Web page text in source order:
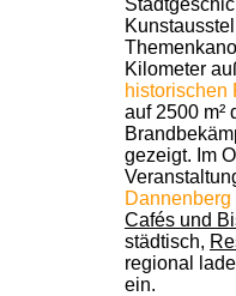
Kilometer
historischen
auf 2500 m²
gezeigt. Im
Dannenberg
Cafés und
städtisch,
regional
ein.